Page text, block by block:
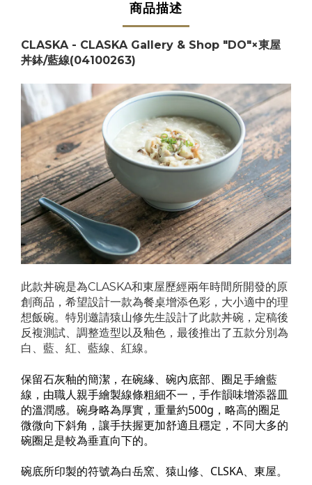
商品描述
CLASKA - CLASKA Gallery & Shop "DO"×東屋
丼鉢/藍線(04100263)
此款丼碗是為CLASKA和東屋歷經兩年時間所開發的原
創商品，希望設計一款為餐桌增添色彩，大小適中的理
想飯碗。特別邀請猿山修先生設計了此款丼碗，定稿後
反複測試、調整造型以及釉色，最後推出了五款分別為
白、藍、紅、藍線、紅線。
保留石灰釉的簡潔，在碗緣、碗內底部、圈足手繪藍
線，由職人親手繪製線條粗細不一，手作韻味增添器皿
的溫潤感。碗身略為厚實，重量約500g，略高的圈足
微微向下斜角，讓手扶握更加舒適且穩定，不同大多的
碗圈足是較為垂直向下的。
碗底所印製的符號為白岳窯、猿山修、CLSKA、東屋。